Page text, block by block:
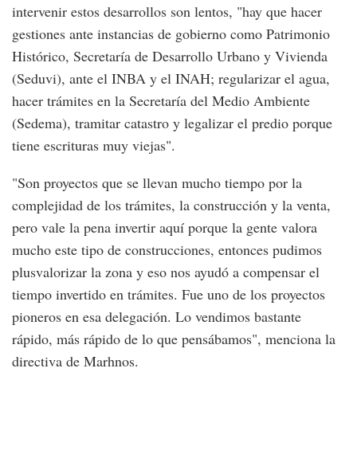
intervenir estos desarrollos son lentos, "hay que hacer
gestiones ante instancias de gobierno como Patrimonio
Histórico, Secretaría de Desarrollo Urbano y Vivienda
(Seduvi), ante el INBA y el INAH; regularizar el agua,
hacer trámites en la Secretaría del Medio Ambiente
(Sedema), tramitar catastro y legalizar el predio porque
tiene escrituras muy viejas".
"Son proyectos que se llevan mucho tiempo por la
complejidad de los trámites, la construcción y la venta,
pero vale la pena invertir aquí porque la gente valora
mucho este tipo de construcciones, entonces pudimos
plusvalorizar la zona y eso nos ayudó a compensar el
tiempo invertido en trámites. Fue uno de los proyectos
pioneros en esa delegación. Lo vendimos bastante
rápido, más rápido de lo que pensábamos", menciona la
directiva de Marhnos.